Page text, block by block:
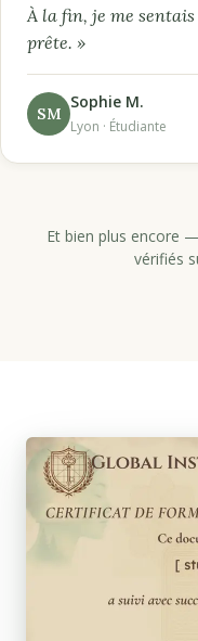
À la fin, je me
prête. »
SM
Sophie M.
Lyon · Étudiante
Et bien plus encore
vérifiés